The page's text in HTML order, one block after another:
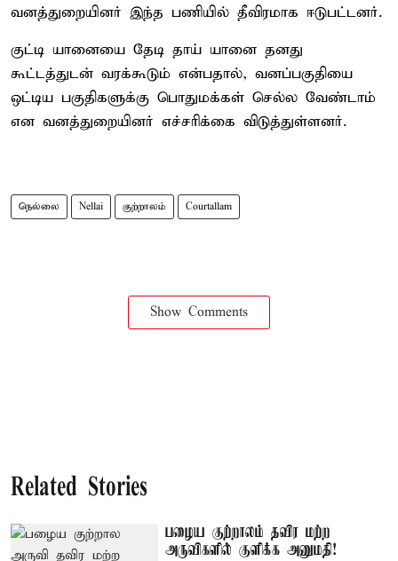
வனத்துறையினர் இந்த பணியில் தீவிரமாக ஈடுபட்டனர்.
குட்டி யானையை தேடி தாய் யானை தனது
கூட்டத்துடன் வரக்கூடும் என்பதால், வனப்பகுதியை
ஒட்டிய பகுதிகளுக்கு பொதுமக்கள் செல்ல வேண்டாம்
என வனத்துறையினர் எச்சரிக்கை விடுத்துள்ளனர்.
நெல்லை Nellai குற்றாலம் Courtallam
Show Comments
Related Stories
பழைய குற்றாலம் தவிர மற்ற
அருவிகளில் குளிக்க அனுமதி!